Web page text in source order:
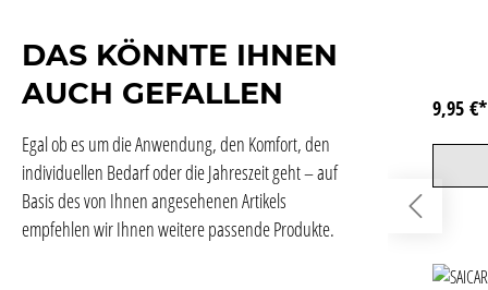
DAS KÖNNTE IHNEN
AUCH GEFALLEN
Egal ob es um die Anwendung, den Komfort, den
individuellen Bedarf oder die Jahreszeit geht – auf
Basis des von Ihnen angesehenen Artikels
empfehlen wir Ihnen weitere passende Produkte.
9,95 €*